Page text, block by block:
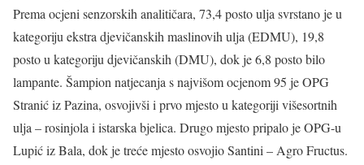
Prema ocjeni senzorskih analitičara, 73,4 posto ulja svrstano je u
kategoriju ekstra djevičanskih maslinovih ulja (EDMU), 19,8
posto u kategoriju djevičanskih (DMU), dok je 6,8 posto bilo
lampante. Šampion natjecanja s najvišom ocjenom 95 je OPG
Stranić iz Pazina, osvojivši i prvo mjesto u kategoriji višesortnih
ulja – rosinjola i istarska bjelica. Drugo mjesto pripalo je OPG-u
Lupić iz Bala, dok je treće mjesto osvojio Santini – Agro Fructus.